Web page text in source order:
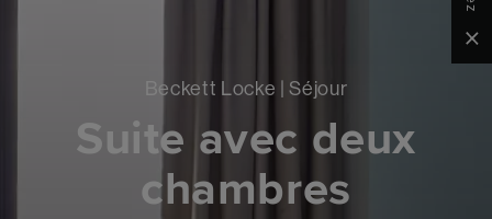
Beckett Locke | Séjour
Suite avec deux
chambres